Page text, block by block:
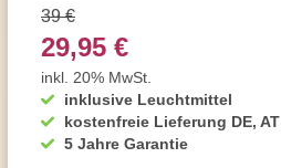
inklusive Leuchtmittel
kostenfreie Lieferung DE, AT
5 Jahre Garantie
39 €
29,95 €
inkl. 20% MwSt.